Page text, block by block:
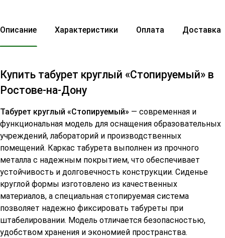
Описание Характеристики Оплата Доставка
Купить табурет круглый «Стопируемый» в
Ростове-на-Дону
Табурет круглый «Стопируемый» — современная и
функциональная модель для оснащения образовательных
учреждений, лабораторий и производственных
помещений. Каркас табурета выполнен из прочного
металла с надежным покрытием, что обеспечивает
устойчивость и долговечность конструкции. Сиденье
круглой формы изготовлено из качественных
материалов, а специальная стопируемая система
позволяет надежно фиксировать табуреты при
штабелировании. Модель отличается безопасностью,
удобством хранения и экономией пространства.